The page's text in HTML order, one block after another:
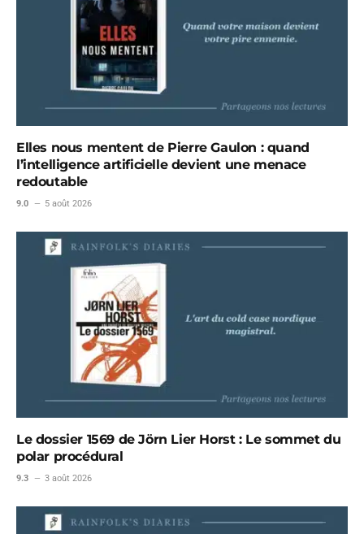
Elles nous mentent de Pierre Gaulon : quand
l’intelligence artificielle devient une menace
redoutable
9.0 5 août 2026
Le dossier 1569 de Jörn Lier Horst : Le sommet du
polar procédural
9.3 3 août 2026